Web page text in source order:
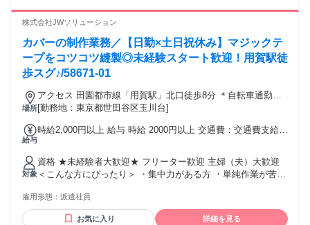
テルでの勤務経験のある方 ・動物病院に勤めていたが今はお
養管理士/愛犬飼育管理士 ・家庭犬訓練士/公認訓練士 ・認定
ペットシッター ・JAHA認定家庭犬しつけ ・インストラクタ
ー など ご応募いただく際に上記①～③のどの項目に該当する
か記載お願いいたします。 上記に加え、自己PRも記載いただ
けましたら、優先的にご連絡させていただきます！ 【歓迎・
優遇条件】 ・フルタイム出勤など、バイトリーダーとして本
へレクチャーや声掛けができる方 ・カメラ / イラスト / SNS
株式会社JWソリューション
カバーの制作業務／【日勤×土日祝休み】マジックテ
ープをコツコツ縫製◎未経験スタート歓迎！用賀駅徒
歩スグ♪/58671-01
場所
アクセス 田園都市線「用賀駅」北口徒歩8分 ＊自転車通勤OK
＊
[勤務地：東京都世田谷区玉川台]
給与
時給2,000円以上 給与 時給 2000円以上 交通費：交通費支給
対象
資格 ★未経験者大歓迎★ フリーター歓迎 主婦（夫）大歓迎
＜こんな方にぴったり＞ ・集中力がある方 ・単純作業が苦で
雇用形態： 派遣社員
お気に入り 詳細を見る